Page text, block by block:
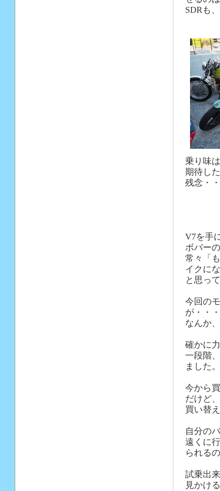
SDRも
乗り味
期待し
残念・
V7を手
ボバー
常々「
イクに
と思っ
今回の
が・・
なんか
確かに
一段階
ました
今から
だけど
買い替
自分の
遠くに
られる
試乗出
見かけ